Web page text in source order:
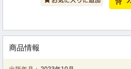
商品情報